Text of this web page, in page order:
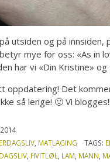
utsiden og på innsiden,
mye for oss: «As in
har vi «Din Kristine» og
oppdatering! Det
så lenge! 🙂 Vi blogges!!
MATLAGING TAGS:
HVITLØL LAM MANN